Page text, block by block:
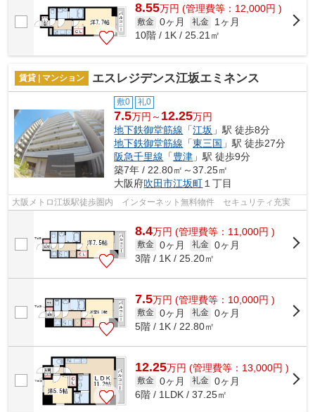
8.55万円 (管理費等：12,000円 )
敷金 0ヶ月 礼金
1ヶ月
10階 / 1K / 25.21㎡
賃貸 | マンション エスレジデンス江坂エミネンス
敷0 礼0
7.5万円～ 12.25万円
地下鉄御堂筋線 「江坂 」駅 徒歩8分
地下鉄御堂筋線 「東三国 」駅 徒歩27分
阪急千里線 「豊津 」駅 徒歩9分
築7年 / 22.80㎡～37.25㎡
大阪府吹田市江坂町１丁目
大阪メトロ江坂駅徒歩圏内 インターネット無料物件 セキュリティ充実
8.4万円 (管理費等：11,000円 )
敷金 0ヶ月 礼金 0ヶ月
3階 / 1K / 25.20㎡
7.5万円 (管理費等：10,000円 )
敷金 0ヶ月 礼金 0ヶ月
5階 / 1K / 22.80㎡
12.25万円 (管理費等：13,000円 )
敷金 0ヶ月 礼金 0ヶ月
6階 / 1LDK / 37.25㎡